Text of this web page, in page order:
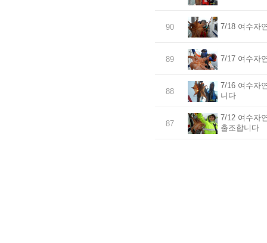
90 7/18 여수자
89 7/17 여수자
88
7/16 여수자
니다
87
7/12 여수자
출조합니다